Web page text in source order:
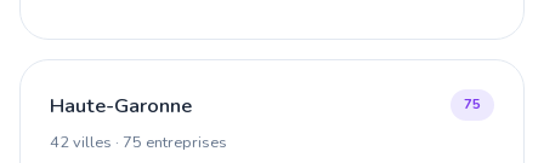
Haute-Garonne
42 villes · 75 entreprises
75